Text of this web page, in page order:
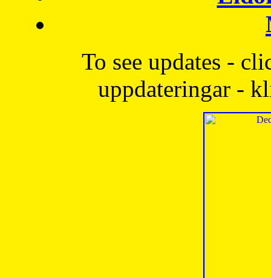
To see updates -
uppdateringar -